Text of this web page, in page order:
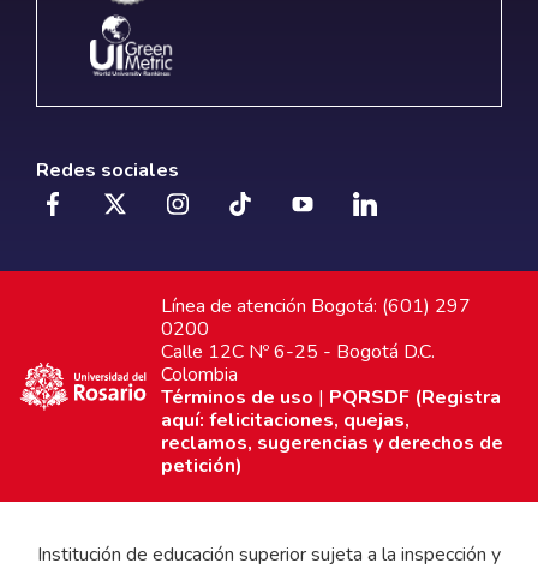
Redes sociales
Línea de atención Bogotá: (601) 297
0200
Calle 12C Nº 6-25 - Bogotá D.C.
Colombia
Términos de uso | PQRSDF (Registra
aquí: felicitaciones, quejas,
reclamos, sugerencias y derechos de
petición)
Institución de educación superior sujeta a la inspección y